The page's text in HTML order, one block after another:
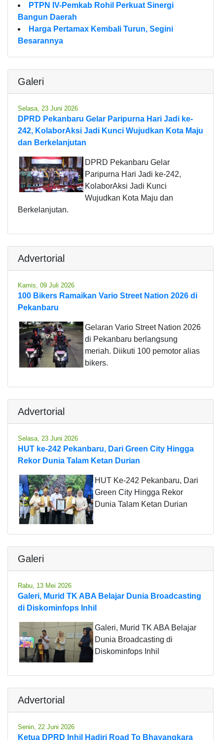
PTPN IV-Pemkab Rohil Perkuat Sinergi
Bangun Daerah
Harga Pertamax Kembali Turun, Segini
Besarannya
Galeri
Selasa, 23 Juni 2026
DPRD Pekanbaru Gelar Paripurna Hari Jadi ke-
242, KolaborAksi Jadi Kunci Wujudkan Kota Maju
dan Berkelanjutan
DPRD Pekanbaru Gelar
Paripurna Hari Jadi ke-242,
KolaborAksi Jadi Kunci
Wujudkan Kota Maju dan
Berkelanjutan.
Advertorial
Kamis, 09 Juli 2026
100 Bikers Ramaikan Vario Street Nation 2026 di
Pekanbaru
Gelaran Vario Street Nation 2026
di Pekanbaru berlangsung
meriah. Diikuti 100 pemotor alias
bikers.
Advertorial
Selasa, 23 Juni 2026
HUT ke-242 Pekanbaru, Dari Green City Hingga
Rekor Dunia Talam Ketan Durian
HUT Ke-242 Pekanbaru, Dari
Green City Hingga Rekor
Dunia Talam Ketan Durian
Galeri
Rabu, 13 Mei 2026
Galeri, Murid TK ABA Belajar Dunia Broadcasting
di Diskominfops Inhil
Galeri, Murid TK ABA Belajar
Dunia Broadcasting di
Diskominfops Inhil
Advertorial
Senin, 22 Juni 2026
Ketua DPRD Inhil Hadiri Road To Bhayangkara